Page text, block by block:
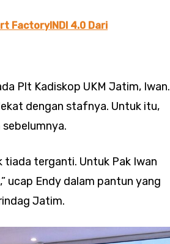
FactoryINDI 4.0 Dari
Plt Kadiskop UKM Jatim, Iwan.
dengan stafnya. Untuk itu,
tiada terganti. Untuk Pak Iwan
ucap Endy dalam pantun yang
Jatim.